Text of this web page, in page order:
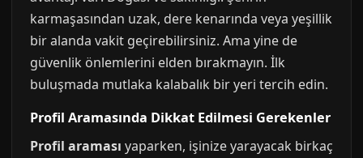
karmaşasından uzak, dere kenarında veya yeşillik
bir alanda vakit geçirebilirsiniz. Ama yine de
güvenlik önlemlerini elden bırakmayın. İlk
buluşmada mutlaka kalabalık bir yeri tercih edin.
Profil Aramasında Dikkat Edilmesi Gerekenler
Profil araması yaparken, işinize yarayacak birkaç